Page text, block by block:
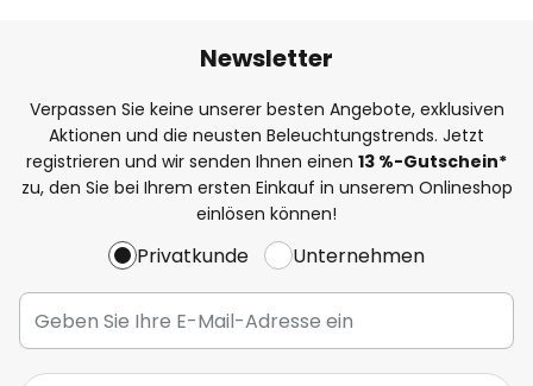
Newsletter
Verpassen Sie keine unserer besten Angebote, exklusiven
Aktionen und die neusten Beleuchtungstrends. Jetzt
registrieren und wir senden Ihnen einen 13 %-Gutschein*
zu, den Sie bei Ihrem ersten Einkauf in unserem Onlineshop
einlösen können!
Privatkunde Unternehmen